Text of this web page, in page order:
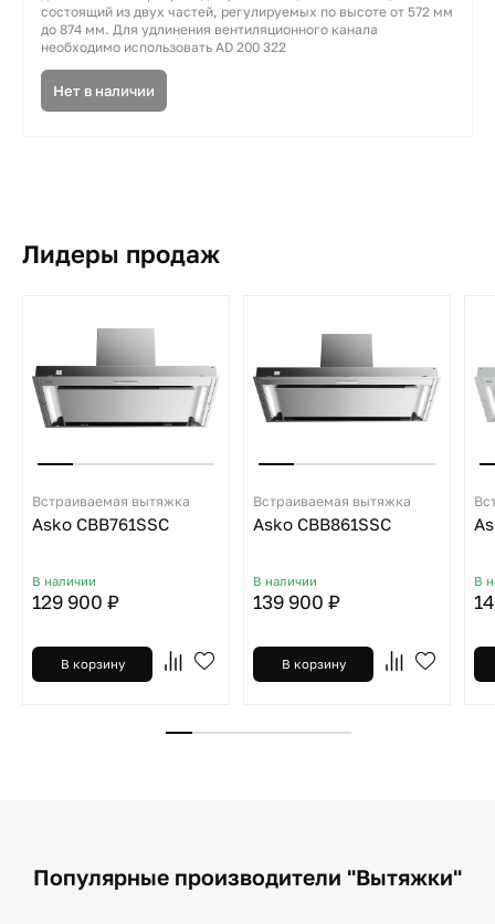
состоящий из двух частей, регулируемых по высоте от 572 мм
до 874 мм. Для удлинения вентиляционного канала
необходимо использовать AD 200 322
Нет в наличии
Лидеры продаж
Встраиваемая вытяжка
Asko CBB761SSC
В наличии
129 900 ₽
В корзину
Встраиваемая вытяжка
Asko CBB861SSC
В наличии
139 900 ₽
В корзину
В
Популярные производители "Вытяжки"